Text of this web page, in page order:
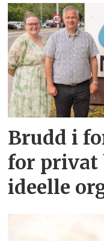
Brudd i
for privat
ideelle